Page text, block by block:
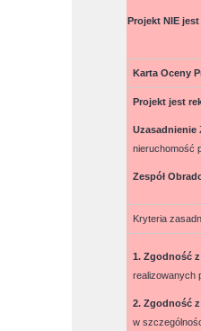
Projekt NIE
Karta Oceny
Projekt jest
Uzasadnienie
nieruchomość
Zespół
Kryteria
1. Zgodność
realizowanych
2. Zgodność
w